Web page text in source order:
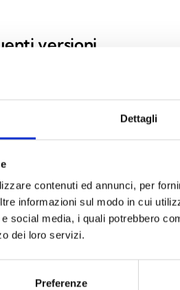
Dettagli
contenuti ed annunci, per
informazioni sul modo in cui
social media, i quali potrebbero
dei loro servizi.
Preferenze
versioni
inossidabile
SPECIFICHE